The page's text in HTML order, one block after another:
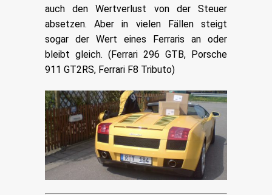
auch den Wertverlust von der Steuer
absetzen. Aber in vielen Fällen steigt
sogar der Wert eines Ferraris an oder
bleibt gleich. (Ferrari 296 GTB, Porsche
911 GT2RS, Ferrari F8 Tributo)